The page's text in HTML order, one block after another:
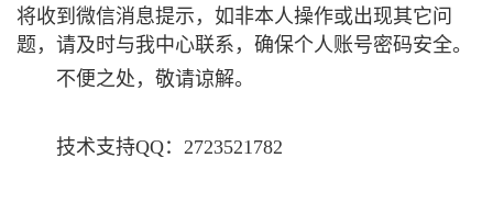
将收到微信消息提示，如非本人操作或出现其它问
题，请及时与我中心联系，确保个人账号密码安全。
不便之处，敬请谅解。
技术支持QQ：2723521782